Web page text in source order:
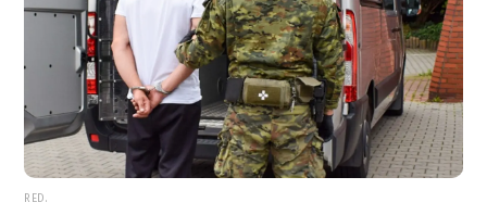
RED.